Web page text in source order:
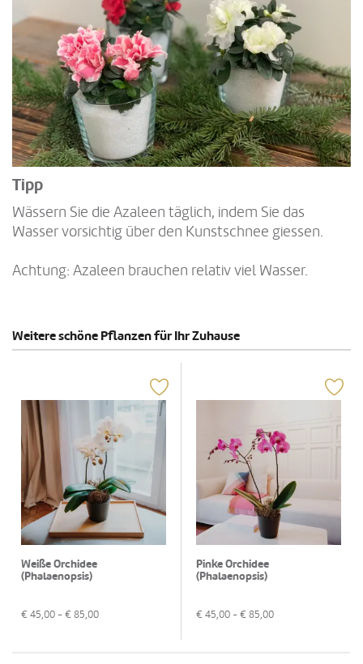
Tipp
Wässern Sie die Azaleen täglich, indem Sie das
Wasser vorsichtig über den Kunstschnee giessen.
Achtung: Azaleen brauchen relativ viel Wasser.
Weitere schöne Pflanzen für Ihr Zuhause
Weiße Orchidee
(Phalaenopsis)
€ 45,00 - € 85,00
Pinke Orchidee
(Phalaenopsis)
€ 45,00 - € 85,00